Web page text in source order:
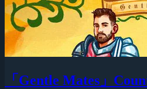
「Gentle Mates」